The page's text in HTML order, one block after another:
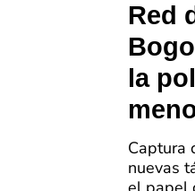
Red
la
Captura
nuevas